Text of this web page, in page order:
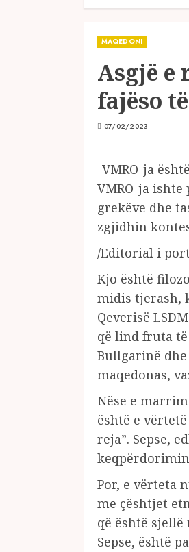
MAQEDONI
Asgjë e
fajëso
07/02/2023
-VMRO-ja
VMRO-ja
grekëve dhe
zgjidhin
/Editorial i
Kjo është
midis tjerash,
Qeverisë
që lind fruta
Bullgarinë
maqedonas,
Nëse e
është e
reja”. Sepse,
Por, e vërteta
me çështjet
që është
Sepse, është